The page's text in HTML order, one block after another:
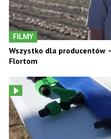
FILMY
Wszystko dla producentów
Flortom